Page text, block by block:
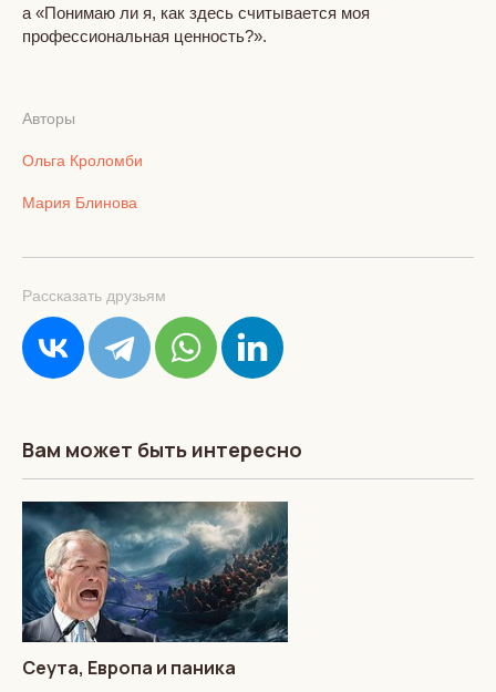
а «Понимаю ли я, как здесь считывается моя
профессиональная ценность?».
Авторы
Ольга Кроломби
Мария Блинова
Рассказать друзьям
Вам может быть интересно
Сеута, Европа и паника